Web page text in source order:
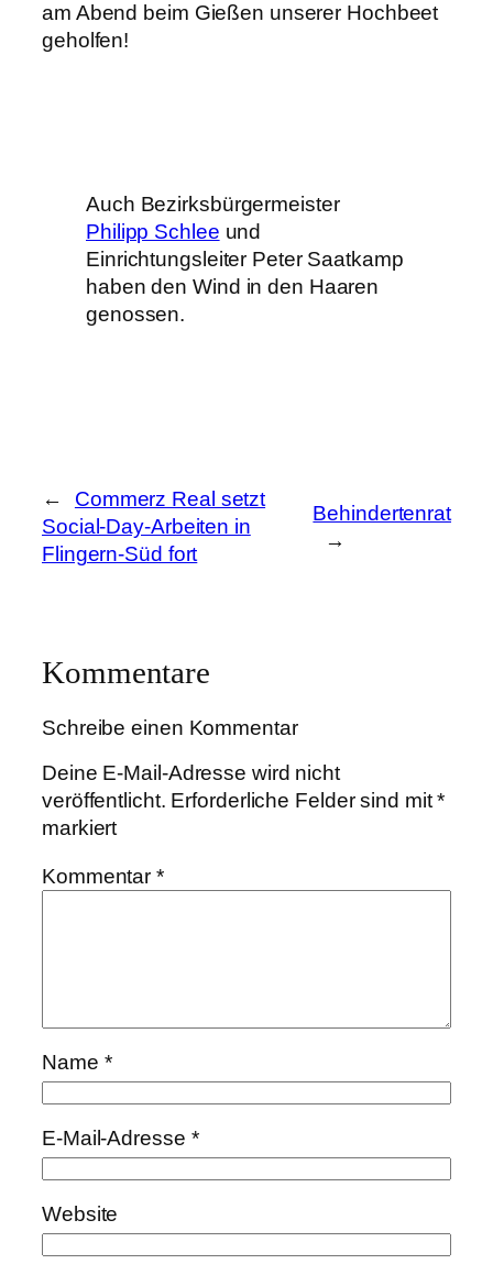
am Abend beim Gießen unserer Hochbeet
geholfen!
Auch Bezirksbürgermeister
Philipp Schlee und
Einrichtungsleiter Peter Saatkamp
haben den Wind in den Haaren
genossen.
←
Commerz Real setzt
Social-Day-Arbeiten in
Flingern-Süd fort
Behindertenrat
→
Kommentare
Schreibe einen Kommentar
Deine E-Mail-Adresse wird nicht
veröffentlicht. Erforderliche Felder sind mit*
markiert
Kommentar*
Name *
E-Mail-Adresse *
Website